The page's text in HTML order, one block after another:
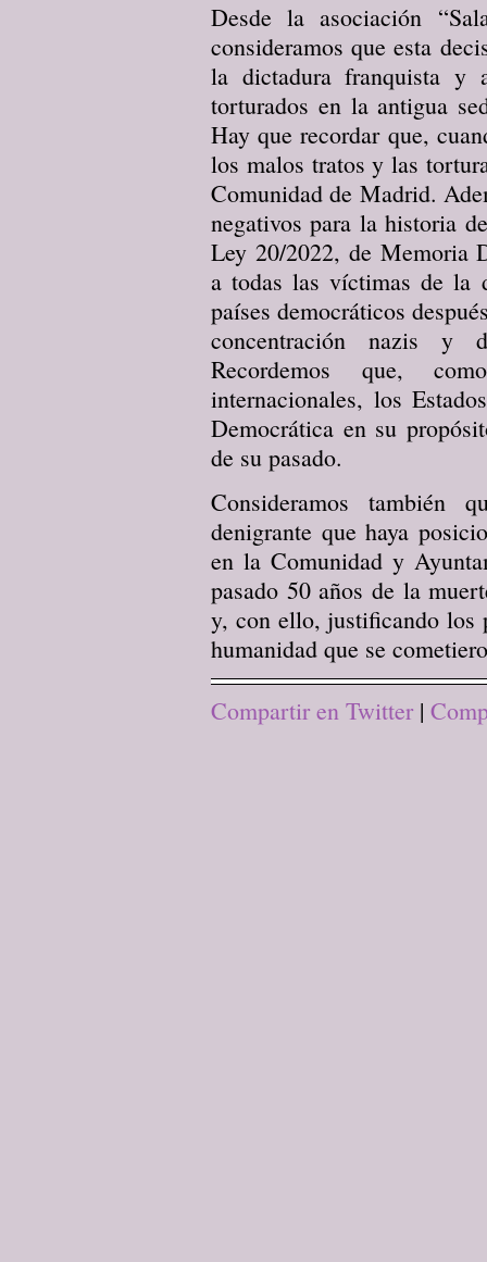
Desde la asociación
consideramos que esta
la dictadura franquista y
torturados en la antigua
Hay que recordar que,
los malos tratos y las
Comunidad de Madrid.
negativos para la historia
Ley 20/2022, de Memoria
a todas las víctimas de la
países democráticos
concentración nazis y
Recordemos que,
internacionales, los
Democrática en su
de su pasado.
Consideramos también
denigrante que haya
en la Comunidad y
pasado 50 años de la
y, con ello, justificando los
humanidad que se
Compartir en Twitter|